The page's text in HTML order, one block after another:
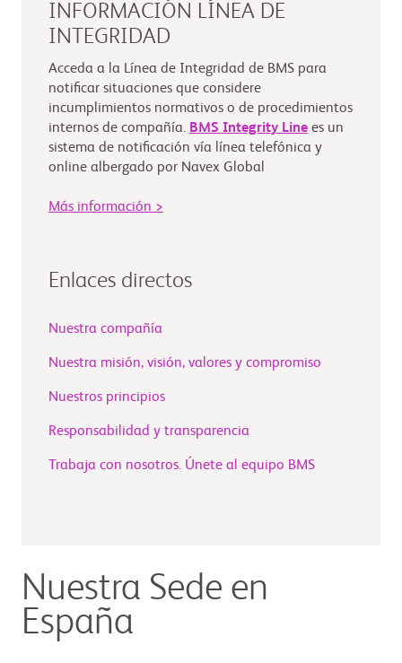
INFORMACIÓN LÍNEA DE
INTEGRIDAD
Acceda a la Línea de Integridad de BMS para
notificar situaciones que considere
incumplimientos normativos o de procedimientos
internos de compañía. BMS Integrity Line es un
sistema de notificación vía línea telefónica y
online albergado por Navex Global
Más información >
Enlaces directos
Nuestra compañía
Nuestra misión, visión, valores y compromiso
Nuestros principios
Responsabilidad y transparencia
Trabaja con nosotros. Únete al equipo BMS
Nuestra Sede en
España